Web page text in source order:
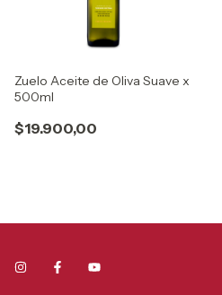
Zuelo Aceite de Oliva Suave x
500ml
$19.900,00